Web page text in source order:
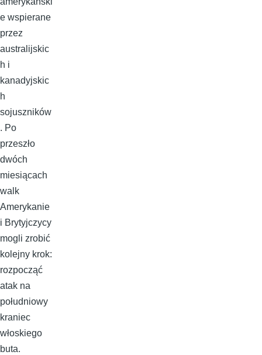
e wspierane
przez
australijskic
h i
kanadyjskic
h
sojuszników
. Po
przeszło
dwóch
miesiącach
walk
Amerykanie
i Brytyjczycy
mogli zrobić
kolejny krok:
rozpocząć
atak na
południowy
kraniec
włoskiego
buta.